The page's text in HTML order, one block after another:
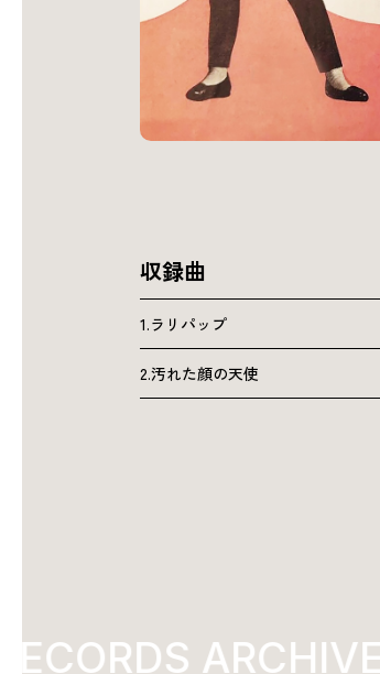
収録曲
1.ラリパップ
2.汚れた顔の天使
ARCHIVES